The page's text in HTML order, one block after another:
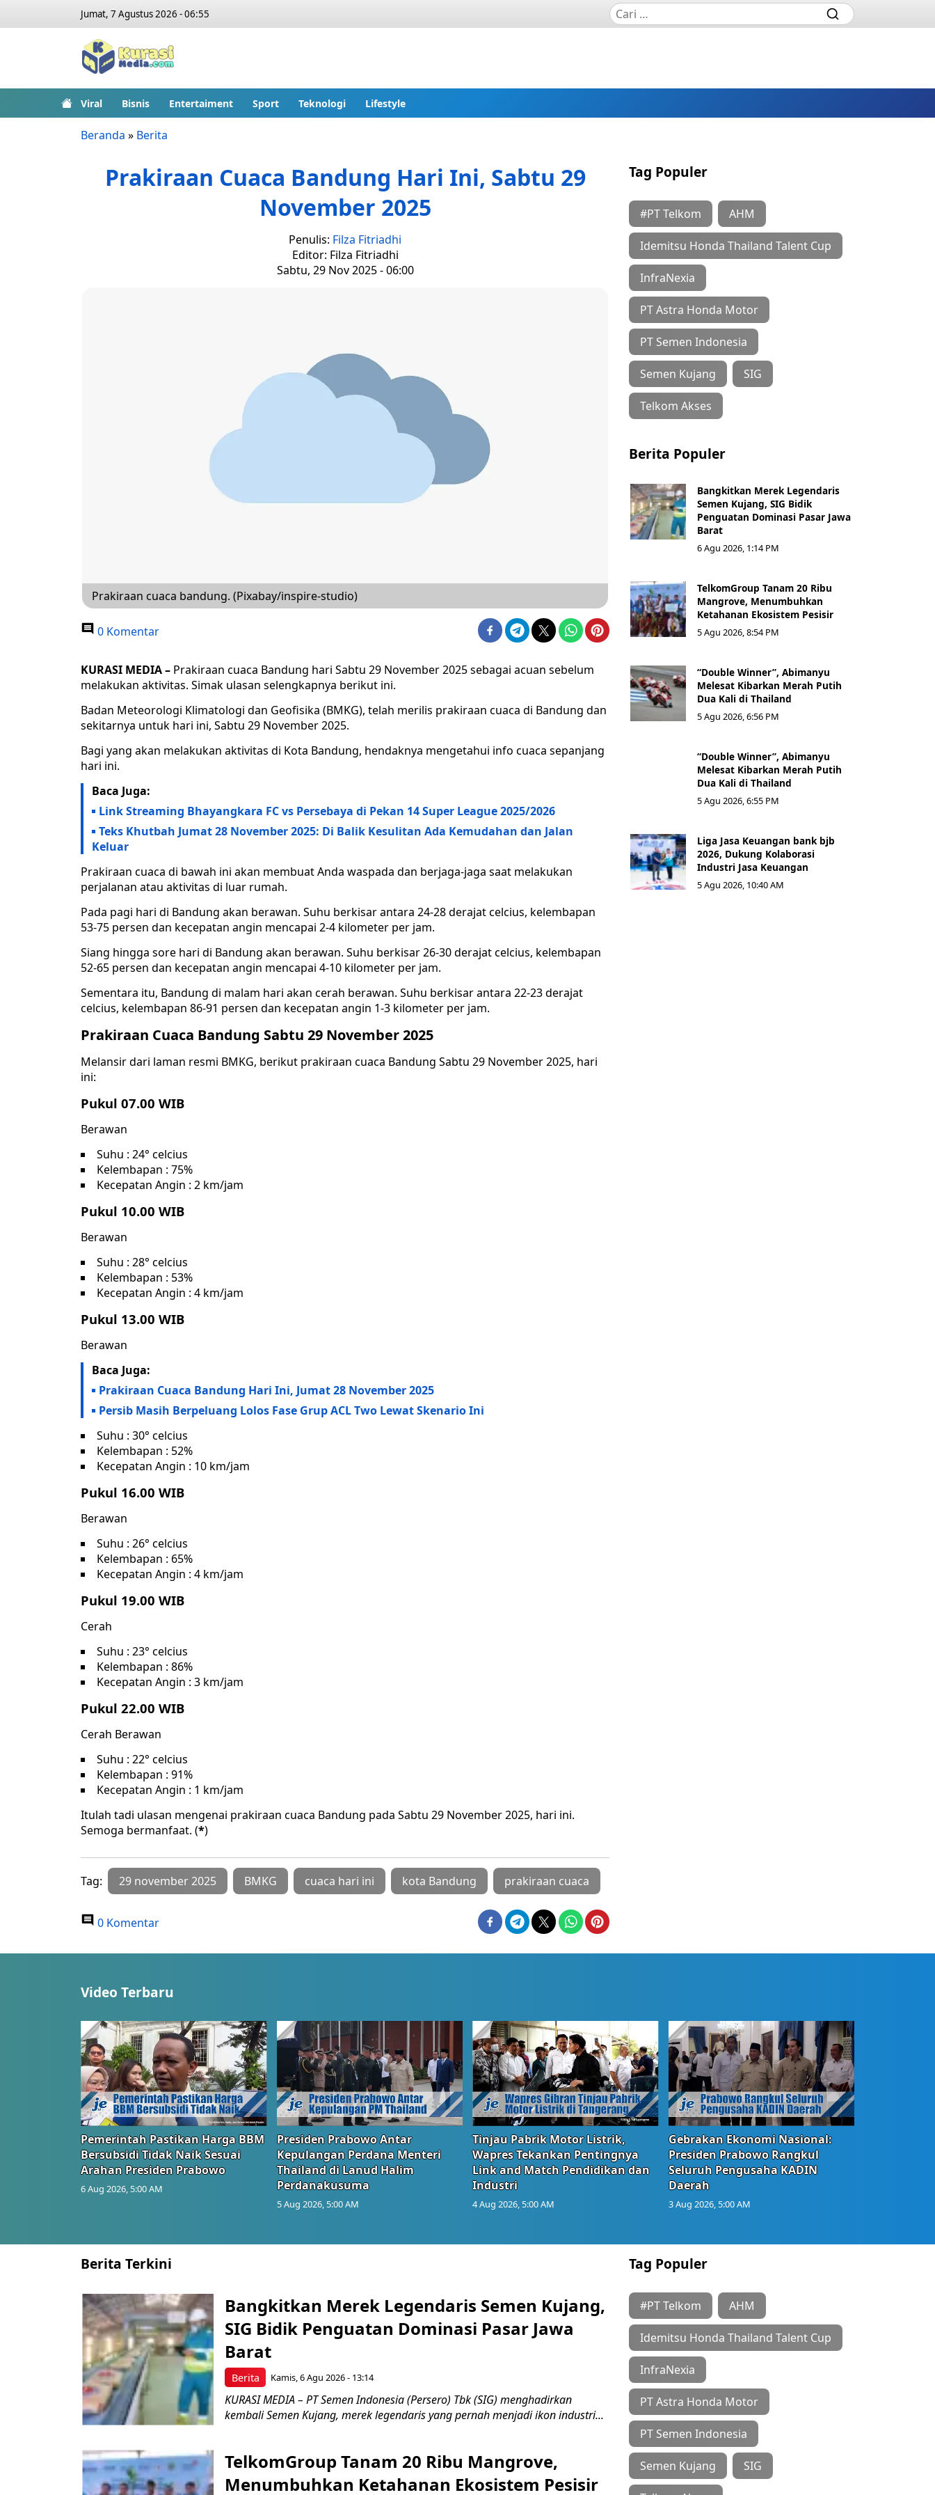
Jumat, 7 Agustus 2026 - 06:55
Viral Bisnis Entertaiment Sport Teknologi Lifestyle
Beranda » Berita
Prakiraan Cuaca Bandung Hari Ini, Sabtu 29
November 2025
Penulis: Filza Fitriadhi
Editor: Filza Fitriadhi
Sabtu, 29 Nov 2025 - 06:00
Prakiraan cuaca bandung. (Pixabay/inspire-studio)
0 Komentar
KURASI MEDIA – Prakiraan cuaca Bandung hari Sabtu 29 November 2025 sebagai acuan sebelum
melakukan aktivitas. Simak ulasan selengkapnya berikut ini.
Badan Meteorologi Klimatologi dan Geofisika (BMKG), telah merilis prakiraan cuaca di Bandung dan
sekitarnya untuk hari ini, Sabtu 29 November 2025.
Bagi yang akan melakukan aktivitas di Kota Bandung, hendaknya mengetahui info cuaca sepanjang
hari ini.
Baca Juga:
Link Streaming Bhayangkara FC vs Persebaya di Pekan 14 Super League 2025/2026
Teks Khutbah Jumat 28 November 2025: Di Balik Kesulitan Ada Kemudahan dan Jalan
Keluar
Prakiraan cuaca di bawah ini akan membuat Anda waspada dan berjaga-jaga saat melakukan
perjalanan atau aktivitas di luar rumah.
Pada pagi hari di Bandung akan berawan. Suhu berkisar antara 24-28 derajat celcius, kelembapan
53-75 persen dan kecepatan angin mencapai 2-4 kilometer per jam.
Siang hingga sore hari di Bandung akan berawan. Suhu berkisar 26-30 derajat celcius, kelembapan
52-65 persen dan kecepatan angin mencapai 4-10 kilometer per jam.
Sementara itu, Bandung di malam hari akan cerah berawan. Suhu berkisar antara 22-23 derajat
celcius, kelembapan 86-91 persen dan kecepatan angin 1-3 kilometer per jam.
Prakiraan Cuaca Bandung Sabtu 29 November 2025
Melansir dari laman resmi BMKG, berikut prakiraan cuaca Bandung Sabtu 29 November 2025, hari
ini:
Pukul 07.00 WIB
Berawan
Suhu : 24° celcius
Kelembapan : 75%
Kecepatan Angin : 2 km/jam
Pukul 10.00 WIB
Berawan
Suhu : 28° celcius
Kelembapan : 53%
Kecepatan Angin : 4 km/jam
Pukul 13.00 WIB
Berawan
Baca Juga:
Prakiraan Cuaca Bandung Hari Ini, Jumat 28 November 2025
Persib Masih Berpeluang Lolos Fase Grup ACL Two Lewat Skenario Ini
Suhu : 30° celcius
Kelembapan : 52%
Kecepatan Angin : 10 km/jam
Pukul 16.00 WIB
Berawan
Suhu : 26° celcius
Kelembapan : 65%
Kecepatan Angin : 4 km/jam
Pukul 19.00 WIB
Cerah
Suhu : 23° celcius
Kelembapan : 86%
Kecepatan Angin : 3 km/jam
Pukul 22.00 WIB
Cerah Berawan
Suhu : 22° celcius
Kelembapan : 91%
Kecepatan Angin : 1 km/jam
Itulah tadi ulasan mengenai prakiraan cuaca Bandung pada Sabtu 29 November 2025, hari ini.
Semoga bermanfaat. (*)
Tag: 29 november 2025 BMKG cuaca hari ini kota Bandung prakiraan cuaca
0 Komentar
Tag Populer
#PT Telkom AHM
Idemitsu Honda Thailand Talent Cup
InfraNexia
PT Astra Honda Motor
PT Semen Indonesia
Semen Kujang SIG
Telkom Akses
Berita Populer
Bangkitkan Merek Legendaris
Semen Kujang, SIG Bidik
Penguatan Dominasi Pasar Jawa
Barat
6 Agu 2026, 1:14 PM
TelkomGroup Tanam 20 Ribu
Mangrove, Menumbuhkan
Ketahanan Ekosistem Pesisir
5 Agu 2026, 8:54 PM
“Double Winner”, Abimanyu
Melesat Kibarkan Merah Putih
Dua Kali di Thailand
5 Agu 2026, 6:56 PM
“Double Winner”, Abimanyu
Melesat Kibarkan Merah Putih
Dua Kali di Thailand
5 Agu 2026, 6:55 PM
Liga Jasa Keuangan bank bjb
2026, Dukung Kolaborasi
Industri Jasa Keuangan
5 Agu 2026, 10:40 AM
Video Terbaru
Pemerintah Pastikan Harga BBM
Bersubsidi Tidak Naik Sesuai
Arahan Presiden Prabowo
6 Aug 2026, 5:00 AM
Presiden Prabowo Antar
Kepulangan Perdana Menteri
Thailand di Lanud Halim
Perdanakusuma
5 Aug 2026, 5:00 AM
Tinjau Pabrik Motor Listrik,
Wapres Tekankan Pentingnya
Link and Match Pendidikan dan
Industri
4 Aug 2026, 5:00 AM
Gebrakan Ekonomi Nasional:
Presiden Prabowo Rangkul
Seluruh Pengusaha KADIN
Daerah
3 Aug 2026, 5:00 AM
Berita Terkini
Berita
Bangkitkan Merek Legendaris Semen Kujang,
SIG Bidik Penguatan Dominasi Pasar Jawa
Barat
Kamis, 6 Agu 2026 - 13:14
KURASI MEDIA – PT Semen Indonesia (Persero) Tbk (SIG) menghadirkan
kembali Semen Kujang, merek legendaris yang pernah menjadi ikon industri...
TelkomGroup Tanam 20 Ribu Mangrove,
Menumbuhkan Ketahanan Ekosistem Pesisir
Tag Populer
#PT Telkom AHM
Idemitsu Honda Thailand Talent Cup
InfraNexia
PT Astra Honda Motor
PT Semen Indonesia
Semen Kujang SIG